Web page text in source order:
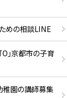
めの相談LINE
」京都市の子育
稚園の講師募集